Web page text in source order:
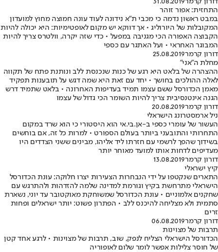
התחזית: אפור זוהר
במבט ראשון נדמה כי מכבי ת"א נידונה לעוד עונה חמוצה מחוץ למועדון
המקובלות של היורוליג • אך דווקא יש מקום לאופטימיות: היא יכולה להיות
הקבוצה האפורה הכי מגניבה במפעל • כדי שזה יקרה, וולטרס צריך להיות
המבוגר האחראי • ועל האתגר עם כספי
דורון קרמר25.08.2019
מחלת ה"אני"
ההצהרה של בלאט היא רגע של כנות שנכנסת ללב ונותנת פתח של תקווה
לאלה ההולכים בחושך • יחד עם זאת היא שמה דגש על תובענות תפקיד
מאמן הכדורסל ששם עצמו תמיד בעדיפות האחרונה • בלאט שתמיד דרש
הגנה אינטנסיבית צריך להיות השומר הכי גדול של עצמו
דורון קרמר20.08.2019
ניל ארמסטרונג הישראלי
העשור של עומרי כספי ב-אן.בי.אי הוא היסטורי כי הוא שרד במקום
התחרותי והתובעני ביותר בעולם הספורט • למרות כל זה, אם בוחשים
בשידוך שהפך לרשמי עם חזרתו ליד אליהו, מבינים ששני הצדדים היו
מעדיפים לדחות אותו למועד מאוחר יותר
דורון קרמר13.08.2019
קיץ ישראלי
התארים שנקטפו על ידי הנבחרות הצעירות יצרו חלוקה: עונת הכדורסל
הישראלי מתרחשת בקיץ וגורמת למדינה שלמה להזדהות ולהתרגש עם
שחקנים אלמוניים • עונת הכדורסל שמשוחקת מאוקטובר עד יוני, נשארת
סתמית ולא מצליחה להיכנס ללב • הפתרון פשוט: יותר ישראלים ופחות
זרים
דורון קרמר06.08.2019
תרבות של מצוינות
הכדורסל הישראלי הצליח לנפק, שוב, תרבות של מצוינות • לרגע אחד קטן
של חוסר צלילות אפשר לומר שלום לאופוריה